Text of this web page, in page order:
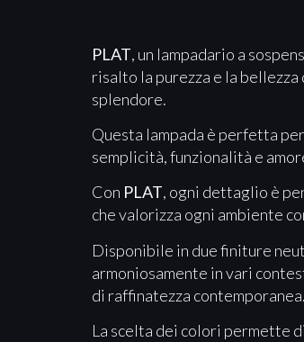
PLAT, un lampadario a
risalto la purezza e la
splendore.
Questa lampada è perfetta
semplicità, funzionalità e
Con PLAT, ogni dettaglio è
che valorizza ogni ambiente
Disponibile in due finiture
armoniosamente in vari
di raffinatezza contemporanea.
La scelta dei colori permette